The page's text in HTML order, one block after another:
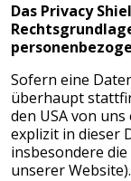
Das Privacy
Sofern eine
überhaupt
den USA von
explizit in dieser
insbesondere
unserer Website).